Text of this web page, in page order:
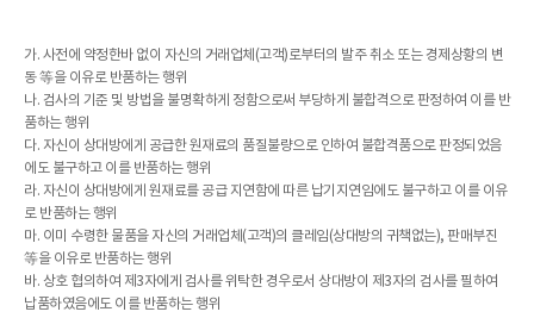
가. 사전에 약정한바 없이 자신의 거래업체(고객)로부터의 발주 취소 또는 경제상황의 변
동 等을 이유로 반품하는 행위
나. 검사의 기준 및 방법을 불명확하게 정함으로써 부당하게 불합격으로 판정하여 이를 반
품하는 행위
다. 자신이 상대방에게 공급한 원재료의 품질불량으로 인하여 불합격품으로 판정되었음
에도 불구하고 이를 반품하는 행위
라. 자신이 상대방에게 원재료를 공급 지연함에 따른 납기지연임에도 불구하고 이를 이유
로 반품하는 행위
마. 이미 수령한 물품을 자신의 거래업체(고객)의 클레임(상대방의 귀책없는), 판매부진
等을 이유로 반품하는 행위
바. 상호 협의하여 제3자에게 검사를 위탁한 경우로서 상대방이 제3자의 검사를 필하여
납품하였음에도 이를 반품하는 행위